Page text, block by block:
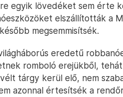
egyik lövedéket sem érte
elszállították a
megsemmisítsék.
eredetű
romboló erejükből,
tárgy kerül elő, nem
azonnal értesítsék a